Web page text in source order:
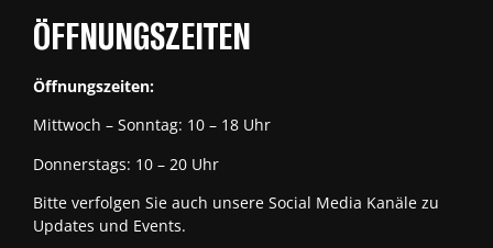
ÖFFNUNGSZEITEN
Öffnungszeiten:
Mittwoch – Sonntag: 10 – 18 Uhr
Donnerstags: 10 – 20 Uhr
Bitte verfolgen Sie auch unsere Social Media Kanäle zu
Updates und Events.